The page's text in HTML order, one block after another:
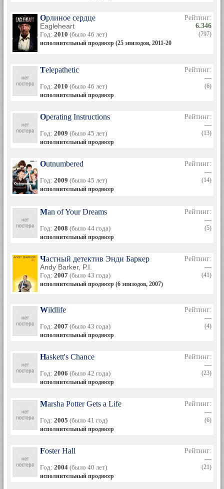
Орлиное сердце
Eagleheart
Год: 2010 (было 46 лет)
исполнительный продюсер (25 эпизодов, 2011-2013)
Рейтинг:
6.346
(797)
Telepathetic
Год: 2010 (было 46 лет)
исполнительный продюсер
Рейтинг:
—
(6)
Operating Instructions
Год: 2009 (было 45 лет)
исполнительный продюсер
Рейтинг:
—
(13)
Outnumbered
Год: 2009 (было 45 лет)
исполнительный продюсер
Рейтинг:
—
(14)
Man of Your Dreams
Год: 2008 (было 44 года)
исполнительный продюсер
Рейтинг:
—
(5)
Частный детектив Энди Баркер
Andy Barker, P.I.
Год: 2007 (было 43 года)
исполнительный продюсер (6 эпизодов, 2007)
Рейтинг:
—
(41)
Wildlife
Год: 2007 (было 43 года)
исполнительный продюсер
Рейтинг:
—
(4)
Haskett's Chance
Год: 2006 (было 42 года)
исполнительный продюсер
Рейтинг:
—
(23)
Marsha Potter Gets a Life
Год: 2005 (было 41 год)
исполнительный продюсер
Рейтинг:
—
(6)
Foster Hall
Год: 2004 (было 40 лет)
исполнительный продюсер
Рейтинг:
—
(21)